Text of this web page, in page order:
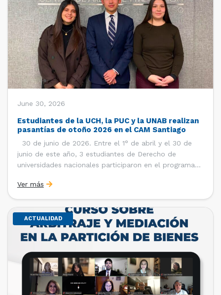
June 30, 2026
Estudiantes de la UCH, la PUC y la UNAB realizan
pasantías de otoño 2026 en el CAM Santiago
30 de junio de 2026. Entre el 1° de abril y el 30 de
junio de este año, 3 estudiantes de Derecho de
universidades nacionales participaron en el programa
de la Cámara de Comercio de Santiago (CCS). Así, se
realizaron […]
Ver más
ACTUALIDAD